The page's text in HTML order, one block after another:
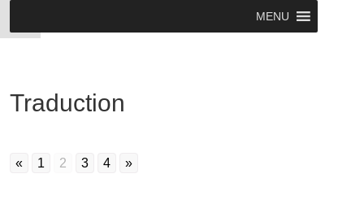
MENU
Traduction
« 1 2 3 4 »